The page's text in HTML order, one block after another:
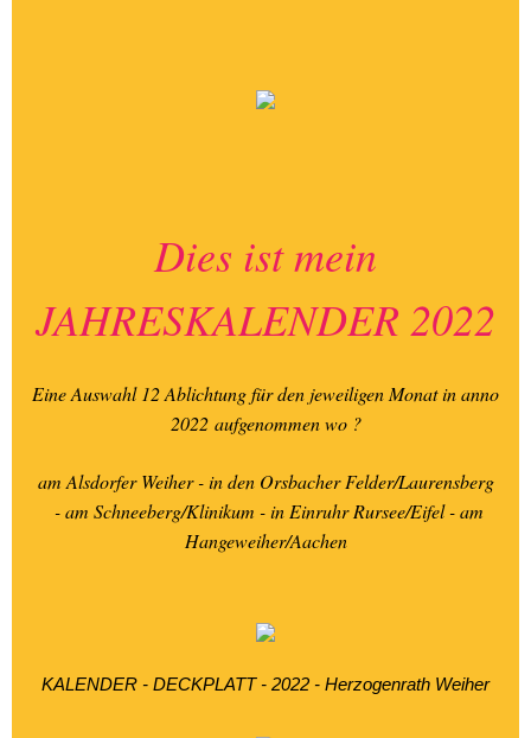
Dies ist mein
JAHRESKALENDER 2022
Eine Auswahl 12 Ablichtung für den jeweiligen Monat in anno
2022 aufgenommen wo ?
am Alsdorfer Weiher - in den Orsbacher Felder/Laurensberg
- am Schneeberg/Klinikum - in Einruhr Rursee/Eifel - am
Hangeweiher/Aachen
KALENDER - DECKPLATT - 2022 - Herzogenrath Weiher